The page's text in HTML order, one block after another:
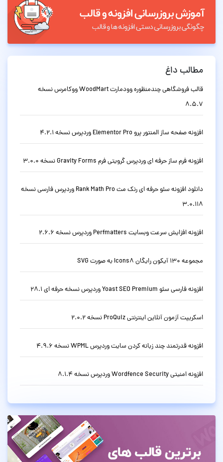
مطالب داغ
قالب فروشگاهی چندمنظوره وودمارت WoodMart ووکامرس نسخه
8.5.7
افزونه صفحه ساز المنتور پرو Elementor Pro وردپرس نسخه 4.2.1
افزونه فرم ساز حرفه ای وردپرس گرویتی فرم Gravity Forms نسخه 3.0.0
دانلود افزونه سئو حرفه ای رنک مث Rank Math Pro وردپرس فارسی نسخه
3.0.118
افزونه افزایش سرعت وبسایت Perfmatters وردپرس نسخه 2.6.6
مجموعه 130 آیکون رایگان Icons8 به صورت SVG
افزونه فارسی سئو Yoast SEO Premium وردپرس نسخه حرفه ای 28.1
اسکریپت آزمون آنلاین اینترنتی ProQuiz نسخه 2.0.2
افزونه قدرتمند چند زبانه کردن سایت وردپرس WPML نسخه 4.9.6
افزونه امنیتی Wordfence Security وردپرس نسخه 8.1.4